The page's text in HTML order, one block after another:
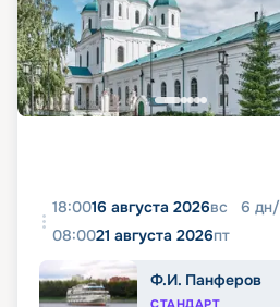
18:0016 августа 2026вс 6 дн/
08:0021 августа 2026пт
Ф.И. Панферов
СТАНДАРТ